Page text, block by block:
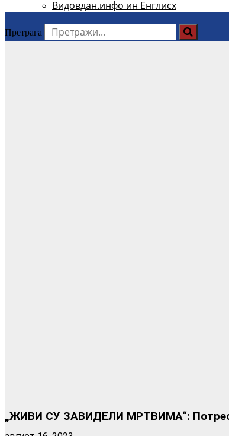
Видовдан.инфо ин Енглисх
Претрага
„ЖИВИ СУ ЗАВИДЕЛИ МРТВИМА“: